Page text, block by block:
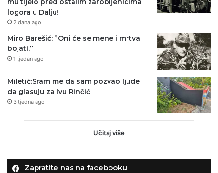
mu tijelo pred ostalim zarobljenicima
logora u Dalju!
2 dana ago
Miro Barešić: ”Oni će se mene i mrtva
bojati.”
1 tjedan ago
Miletić:Sram me da sam pozvao ljude
da glasuju za Ivu Rinčić!
3 tjedna ago
Učitaj više
Zapratite nas na facebooku